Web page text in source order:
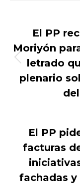
entre
El PP
Moriyón
letrado
plenario
El PP
facturas
fachadas